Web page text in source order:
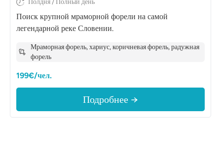
Полдня / Полный день
Поиск крупной мраморной форели на самой
легендарной реке Словении.
Мраморная форель, хариус, коричневая форель, радужная
форель
199€/чел.
Подробнее →